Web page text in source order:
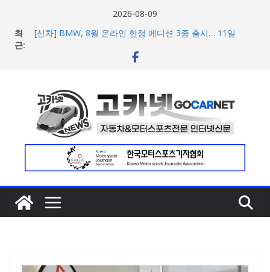
2026-08-09
최
근:
[신차] BMW, 8월 온라인 한정 에디션 3종 출시… 11일
벤틀리, 첫 순수 전기 어반 럭셔리 SUV 토르칼 탑재될 ‘큐레
팝업 오픈
BMW 레이디스 챔피언십 2026, 다양한 티켓 패키지 선보이
며 본격 대회 준비 돌입
현대차·기아, ‘2026 레드닷 어워드’에서 최우수상 2개·본상
15개 수상